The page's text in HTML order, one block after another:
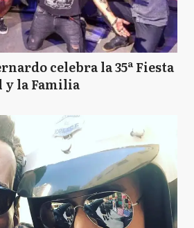
celebra la 35ª Fiesta
y la Familia